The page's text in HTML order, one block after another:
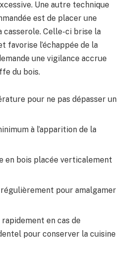
Une autre technique
est de placer une
casserole. Celle-ci brise la
favorise l’échappée de la
une vigilance accrue
du bois.
pour ne pas dépasser un
à l’apparition de la
en bois placée verticalement
pour amalgamer
en cas de
pour conserver la cuisine